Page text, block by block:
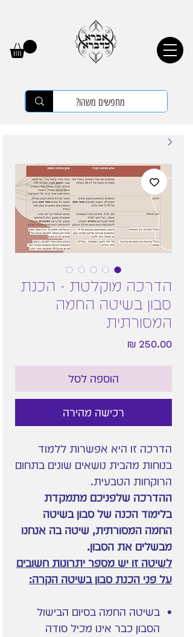
הדרכה מוקלטת - הכנת
סבון בשיטה החמה
המסורתית
הוספה לסל
רכישה מהירה
הדרכה זו היא אפשרות ללמוד
בנוחות מהבית נושאים שונים בתחום
הרוקחות הטבעית.
ההדרכה שלפניכם מתמקדת
בלימוד הכנה של סבון בשיטה
החמה המסורתית, שיטה בה אנחנו
מבשלים את הסבון.
לשיטה זו יש מספר יתרונות חשובים
על פני הכנת סבון בשיטה הקרה:
בשיטה החמה בסיום הבישול
הסבון כבר אינו מכיל סודה